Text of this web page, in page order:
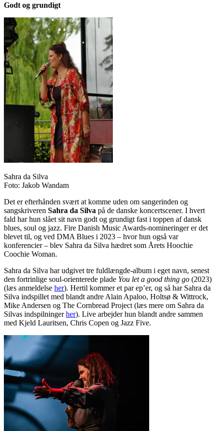
Godt og grundigt
Sahra da Silva
Foto: Jakob Wandam
Det er efterhånden svært at komme uden om sangerinden og
sangskriveren Sahra da Silva på de danske koncertscener. I hvert
fald har hun slået sit navn godt og grundigt fast i toppen af dansk
blues, soul og jazz. Fire Danish Music Awards-nomineringer er det
blevet til, og ved DMA Blues i 2023 – hvor hun også var
konferencier – blev Sahra da Silva hædret som Årets Hoochie
Coochie Woman.
Sahra da Silva har udgivet tre fuldlængde-album i eget navn, senest
den fortrinlige soul-orienterede plade You let a good thing go (2023)
(læs anmeldelse her). Hertil kommer et par ep’er, og så har Sahra da
Silva indspillet med blandt andre Alain Apaloo, Holtsø & Wittrock,
Mike Andersen og The Cornbread Project (læs mere om Sahra da
Silvas indspilningerher). Live arbejder hun blandt andre sammen
med Kjeld Lauritsen, Chris Copen og Jazz Five.